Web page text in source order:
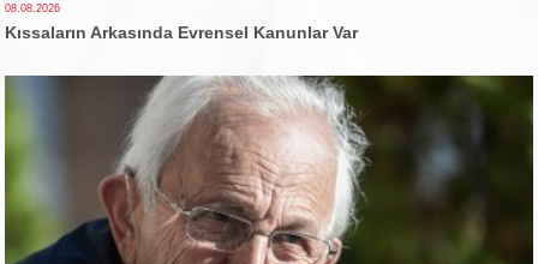
08.08.2026
Kıssaların Arkasında Evrensel Kanunlar Var